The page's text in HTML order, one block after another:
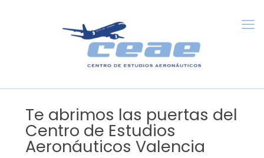
Te abrimos las puertas del
Centro de Estudios
Aeronáuticos Valencia